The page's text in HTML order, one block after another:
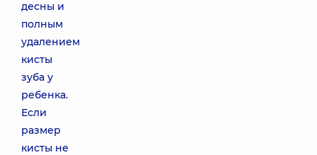
десны и
полным
удалением
кисты
зуба у
ребенка.
Если
размер
кисты не